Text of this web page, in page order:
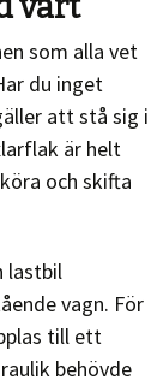
som alla vet
du inget
att stå sig i
är helt
och skifta
lastbil
vagn. För
till ett
behövde